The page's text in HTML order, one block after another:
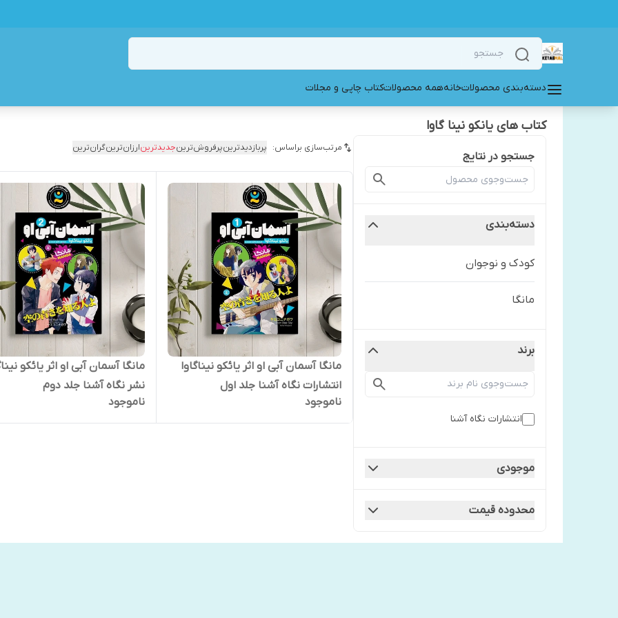
دسته‌بندی محصولاتخانههمه محصولاتکتاب چاپی و مجلات
کتاب های یانکو نینا گاوا
جستجو در نتایج
دسته‌بندی
کودک و نوجوان
مانگا
برند
انتشارات نگاه آشنا
موجودی
محدوده قیمت
مرتب‌سازی براساس: پربازدیدترینپرفروش‌ترینجدیدترینارزان‌ترینگران‌ترین
مانگا آسمان آبی او اثر یائکو نیناگاوا
انتشارات نگاه آشنا جلد اول
ناموجود
مانگا آسمان آبی او اثر یائکو
نشر نگاه آشنا جلد دوم
ناموجود